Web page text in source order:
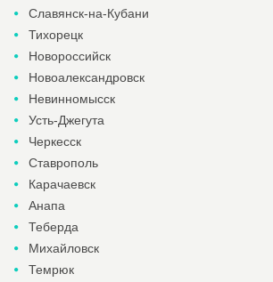
Славянск-на-Кубани
Тихорецк
Новороссийск
Новоалександровск
Невинномысск
Усть-Джегута
Черкесск
Ставрополь
Карачаевск
Анапа
Теберда
Михайловск
Темрюк